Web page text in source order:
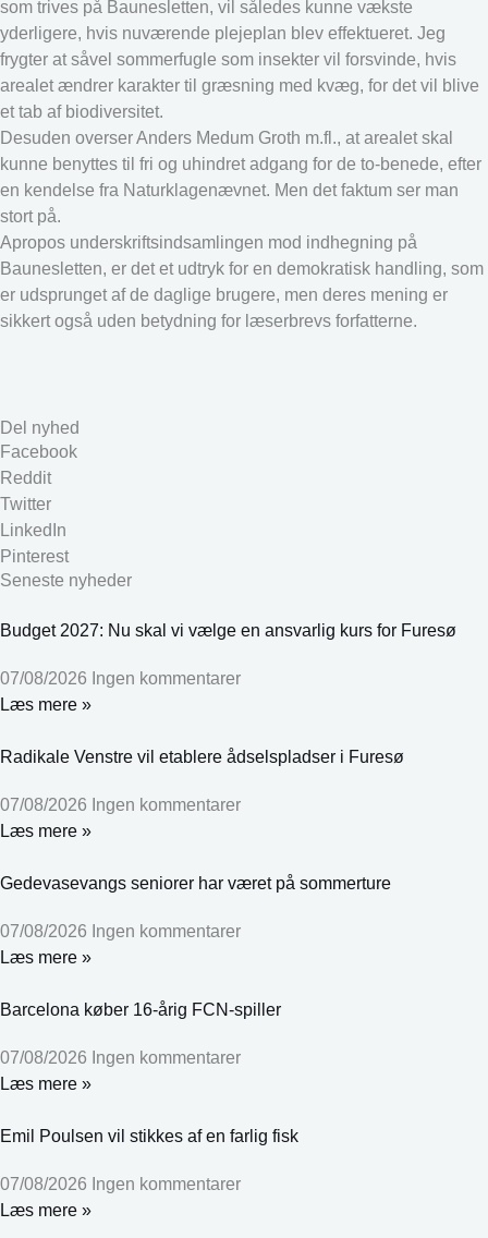
som trives på Baunesletten, vil således kunne vækste
yderligere, hvis nuværende plejeplan blev effektueret. Jeg
frygter at såvel sommerfugle som insekter vil forsvinde, hvis
arealet ændrer karakter til græsning med kvæg, for det vil blive
et tab af biodiversitet.
Desuden overser Anders Medum Groth m.fl., at arealet skal
kunne benyttes til fri og uhindret adgang for de to-benede, efter
en kendelse fra Naturklagenævnet. Men det faktum ser man
stort på.
Apropos underskriftsindsamlingen mod indhegning på
Baunesletten, er det et udtryk for en demokratisk handling, som
er udsprunget af de daglige brugere, men deres mening er
sikkert også uden betydning for læserbrevs forfatterne.
Del nyhed
Facebook
Reddit
Twitter
LinkedIn
Pinterest
Seneste nyheder
Budget 2027: Nu skal vi vælge en ansvarlig kurs for Furesø
07/08/2026 Ingen kommentarer
Læs mere »
Radikale Venstre vil etablere ådselspladser i Furesø
07/08/2026 Ingen kommentarer
Læs mere »
Gedevasevangs seniorer har været på sommerture
07/08/2026 Ingen kommentarer
Læs mere »
Barcelona køber 16-årig FCN-spiller
07/08/2026 Ingen kommentarer
Læs mere »
Emil Poulsen vil stikkes af en farlig fisk
07/08/2026 Ingen kommentarer
Læs mere »